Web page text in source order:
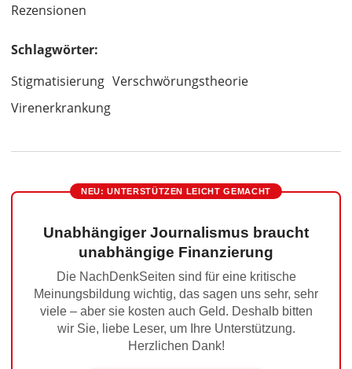
Rezensionen
Schlagwörter:
Stigmatisierung Verschwörungstheorie
Virenerkrankung
NEU: UNTERSTÜTZEN LEICHT GEMACHT
Unabhängiger Journalismus braucht
unabhängige Finanzierung
Die NachDenkSeiten sind für eine kritische
Meinungsbildung wichtig, das sagen uns sehr, sehr
viele – aber sie kosten auch Geld. Deshalb bitten
wir Sie, liebe Leser, um Ihre Unterstützung.
Herzlichen Dank!